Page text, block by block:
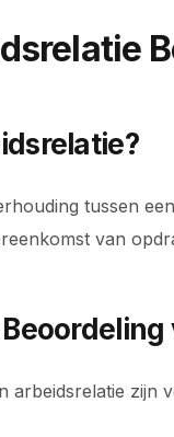
tussen
van
arbeidsrelatie zijn